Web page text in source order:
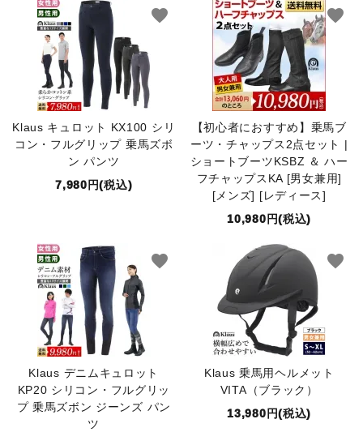
Klaus キュロット KX100 シリ
コン・フルグリップ 乗馬ズボ
ン パンツ
7,980円(税込)
favorite
【初心者におすすめ】乗馬ブ
ーツ・チャップス2点セット |
ショートブーツKSBZ ＆ ハー
フチャップスKA [男女兼用]
[メンズ] [レディース]
10,980円(税込)
favorite
Klaus デニムキュロット
KP20 シリコン・フルグリッ
プ 乗馬ズボン ジーンズ パン
ツ
favorite
Klaus 乗馬用ヘルメット
VITA（ブラック）
13,980円(税込)
favorite